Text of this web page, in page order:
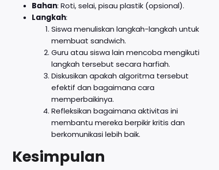
Bahan: Roti, selai, pisau plastik (opsional).
Langkah:
Siswa menuliskan langkah-langkah untuk
membuat sandwich.
Guru atau siswa lain mencoba mengikuti
langkah tersebut secara harfiah.
Diskusikan apakah algoritma tersebut
efektif dan bagaimana cara
memperbaikinya.
Refleksikan bagaimana aktivitas ini
membantu mereka berpikir kritis dan
berkomunikasi lebih baik.
Kesimpulan